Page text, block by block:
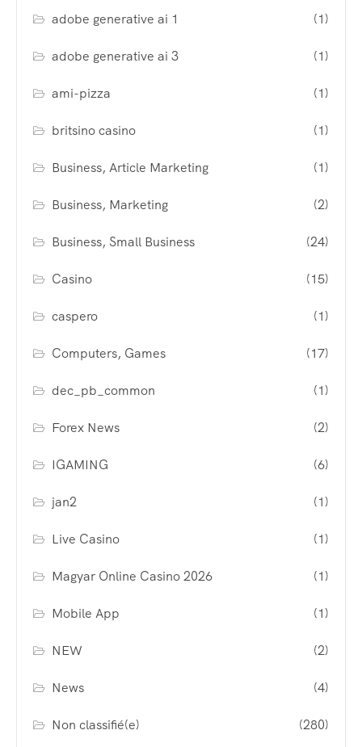
adobe generative ai 1 (1)
adobe generative ai 3 (1)
ami-pizza (1)
britsino casino (1)
Business, Article Marketing (1)
Business, Marketing (2)
Business, Small Business (24)
Casino (15)
caspero (1)
Computers, Games (17)
dec_pb_common (1)
Forex News (2)
IGAMING (6)
jan2 (1)
Live Casino (1)
Magyar Online Casino 2026 (1)
Mobile App (1)
NEW (2)
News (4)
Non classifié(e) (280)